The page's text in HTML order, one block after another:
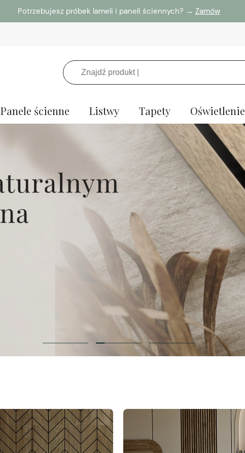
Potrzebujesz próbek lameli i paneli ściennych? → Zamów
Panele ścienne Listwy Tapety Oświetlenie